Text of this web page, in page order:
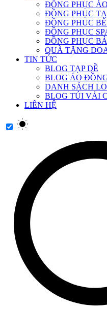
ĐỒNG PHỤC
ĐỒNG PHỤC
ĐỒNG PHỤC
ĐỒNG PHỤC
ĐỒNG PHỤC
QUÀ TẶNG
TIN TỨC
BLOG TẠP DỀ
BLOG ÁO
DANH SÁCH
BLOG TÚI VẢI
LIÊN HỆ